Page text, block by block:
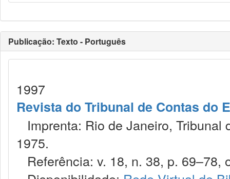
Publicação: Texto - Português
1997
Revista do Tribunal de Contas do
Imprenta: Rio de Janeiro, Tribunal
1975.
Referência: v. 18, n. 38, p. 69–78,